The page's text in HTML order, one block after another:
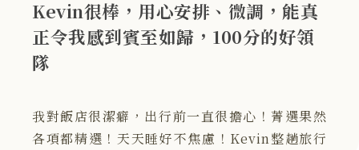
Kevin很棒，用心安排、微調，能真
正令我感到賓至如歸，100分的好領
隊
我對飯店很潔癖，出行前一直很擔心！菁選果然
各項都精選！天天睡好不焦慮！Kevin整趟旅行